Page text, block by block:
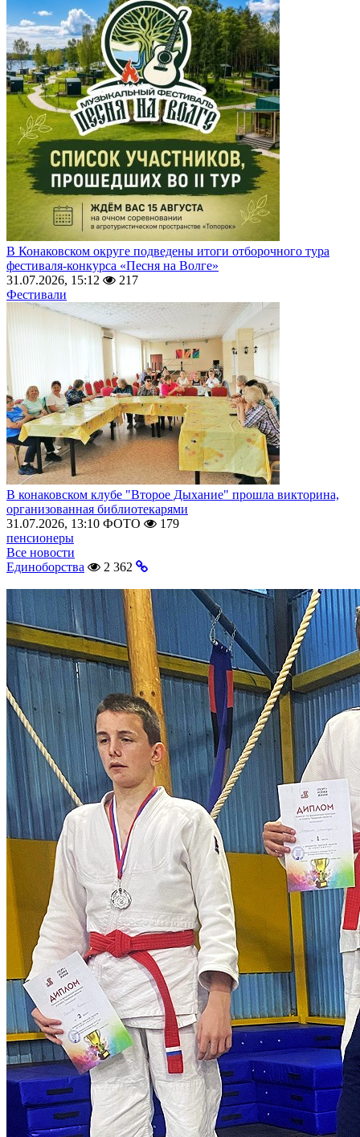
В Конаковском округе подведены итоги отборочного тура
фестиваля-конкурса «Песня на Волге»
31.07.2026, 15:12
217
Фестивали
В конаковском клубе "Второе Дыхание" прошла викторина,
организованная библиотекарями
31.07.2026, 13:10 ФОТО
179
пенсионеры
Все новости
Единоборства
2 362